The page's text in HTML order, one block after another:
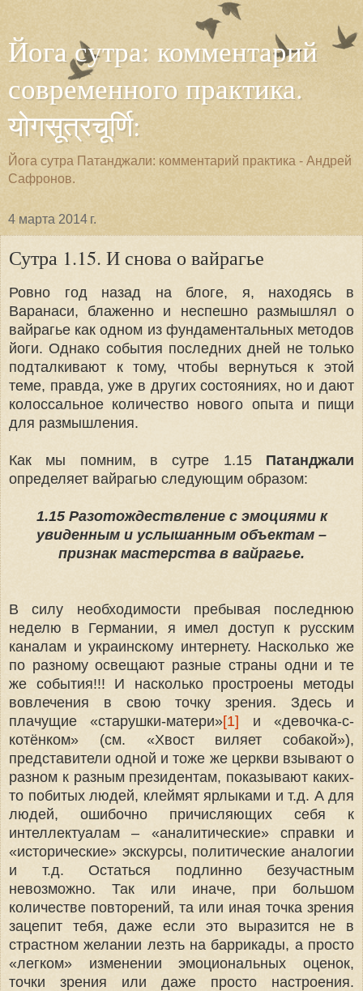
Йога сутра: комментарий
современного практика.
योगसूत्रचूर्णि:
Йога сутра Патанджали: комментарий практика - Андрей
Сафронов.
4 марта 2014 г.
Сутра 1.15. И снова о вайрагье
Ровно год назад на блоге, я, находясь в
Варанаси, блаженно и неспешно размышлял о
вайрагье как одном из фундаментальных методов
йоги. Однако события последних дней не только
подталкивают к тому, чтобы вернуться к этой
теме, правда, уже в других состояниях, но и дают
колоссальное количество нового опыта и пищи
для размышления.
Как мы помним, в сутре 1.15 Патанджали
определяет вайрагью следующим образом:
1.15 Разотождествление с эмоциями к
увиденным и услышанным объектам –
признак мастерства в вайрагье.
В силу необходимости пребывая последнюю
неделю в Германии, я имел доступ к русским
каналам и украинскому интернету. Насколько же
по разному освещают разные страны одни и те
же события!!! И насколько простроены методы
вовлечения в свою точку зрения. Здесь и
плачущие «старушки-матери»[1] и «девочка-с-
котёнком» (см. «Хвост виляет собакой»),
представители одной и тоже же церкви взывают о
разном к разным президентам, показывают каких-
то побитых людей, клеймят ярлыками и т.д. А для
людей, ошибочно причисляющих себя к
интеллектуалам – «аналитические» справки и
«исторические» экскурсы, политические аналогии
и т.д. Остаться подлинно безучастным
невозможно. Так или иначе, при большом
количестве повторений, та или иная точка зрения
зацепит тебя, даже если это выразится не в
страстном желании лезть на баррикады, а просто
«легком» изменении эмоциональных оценок,
точки зрения или даже просто настроения.